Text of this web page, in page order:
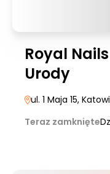
Royal
Urody
ul. 1 Maja 15,
Teraz zamknięte